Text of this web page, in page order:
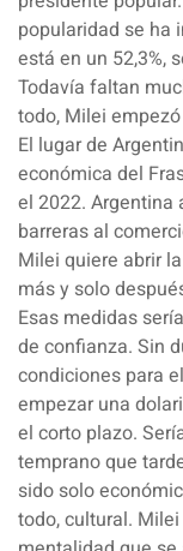
popularidad se ha
está en un 52,3%,
Todavía faltan
todo, Milei
El lugar de
económica del
el 2022. Argentina
barreras al
Milei quiere abrir
más y solo
Esas medidas
de confianza. Sin
condiciones para
empezar una
el corto plazo.
temprano que
sido solo
todo, cultural.